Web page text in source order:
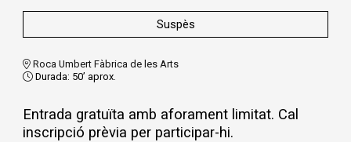
Suspès
Roca Umbert Fàbrica de les Arts
Durada: 50’ aprox.
Entrada gratuïta amb aforament limitat. Cal
inscripció prèvia per participar-hi.